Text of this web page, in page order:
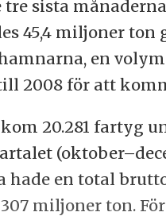
tre sista
45,4 miljoner ton
en
2008 för att
20.281 fartyg
hade en total
miljoner ton.